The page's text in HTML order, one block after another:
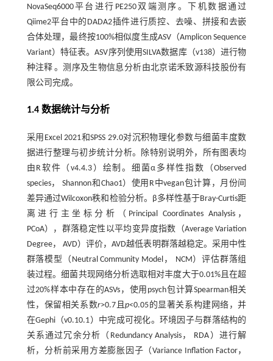
NovaSeq6000平台进行PE250双端测序。下机数据通过
Qiime2平台中的DADA2插件进行质控、去噪、拼接和去嵌
合体处理，最终按100%相似度生成ASV（Amplicon Sequence
Variant）特征表。ASV序列使用SILVA数据库（v138）进行物
种注释 。测序及生物信息分析由北京诺禾致源科技股份有
限公司完成。
1.4 数据统计与分析
采用Excel 2021和SPSS 29.0对沉积物理化参数与细菌丰度数
据进行整理与初步统计分析。除特别说明外，所有图表均
由R软件（v4.4.3）绘制。细菌α多样性指数（Observed
species， Shannon和Chao1）使用R中vegan包计算，月份间
差异通过Wilcoxon秩和检验分析。β多样性基于Bray-Curtis距
离进行主坐标分析（Principal Coordinates Analysis，
PCoA），群落稳定性以平均变异度指数（Average Variation
Degree， AVD）评价，AVD越低表明群落越稳定。采用中性
群落模型（Neutral Community Model， NCM）评估群落组
装过程。细菌共现网络分析选取相对丰度大于0.01%且在超
过20%样本中存在的ASVs，使用psych包计算Spearman相关
性，保留相关系数r>0.7且p<0.05的显著关系构建网络，并
在Gephi（v0.10.1）中完成可视化。环境因子与群落结构的
关系通过冗余分析（Redundancy Analysis， RDA）进行解
析，分析前采用方差膨胀因子（Variance Inflation Factor，